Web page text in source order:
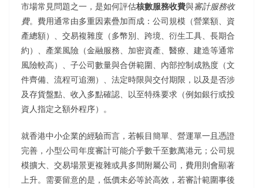
市場常見問題之一，是如何評估核數服務收費與審計服務收
費。費用通常由多重因素疊加而成：公司規模（營業額、資
產總額）、交易複雜度（多幣別、跨境、衍生工具、長期合
約）、產業風險（金融服務、加密資產、醫療、建造等通常
風險較高）、子公司數量與合併範圍、內部控制成熟度（文
件齊備、流程可追溯）、法定時限與交付期限，以及是否涉
及存貨盤點、收入多點確認、以至特殊要求（例如銀行或投
資人指定之額外程序）。
就香港中小企業的經驗而言，若帳目簡單、營運單一且憑證
完善，小型公司年度審計可能介乎數千至數萬港元；公司規
模擴大、交易場景更複雜或具多間附屬公司，費用則會顯著
上升。需要留意的是，低價未必等於高效，若審計範圍事後